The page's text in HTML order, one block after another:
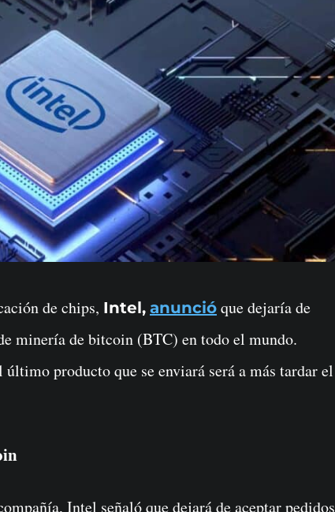
de chips, Intel, anunció que dejaría de
minería de bitcoin (BTC) en todo el mundo.
producto que se enviará será a más tardar el
Intel señaló que dejará de aceptar pedidos